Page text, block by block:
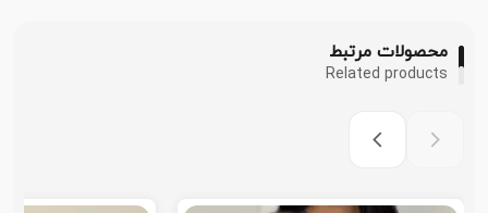
محصولات مرتبط
Related products